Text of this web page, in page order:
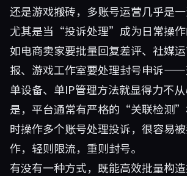
还是游戏搬砖，多账号运营几乎是一
尤其是当“投诉处理”成为日常操
如电商卖家要批量回复差评、社媒
报、游戏工作室要处理封号申诉
单设备、单IP管理方法就显得力不
是，平台通常有严格的“关联检测
时操作多个账号处理投诉，很容易
作，轻则限流，重则封号。
有没有一种方式，既能高效批量构